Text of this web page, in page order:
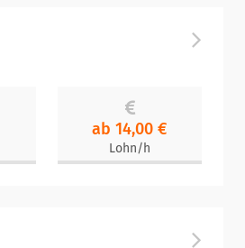
ab 14,00 €
Lohn/h